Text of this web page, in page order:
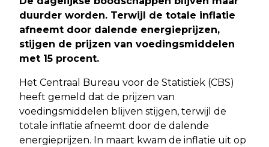
duurder worden. Terwijl de totale inflatie
afneemt door dalende energieprijzen,
stijgen de prijzen van voedingsmiddelen
met 15 procent.
Het Centraal Bureau voor de Statistiek (CBS)
heeft gemeld dat de prijzen van
voedingsmiddelen blijven stijgen, terwijl de
totale inflatie afneemt door de dalende
energieprijzen. In maart kwam de inflatie uit op